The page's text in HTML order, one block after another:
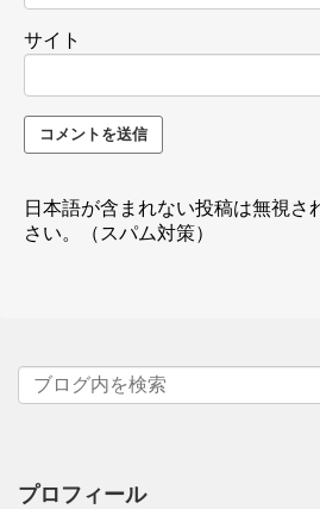
サイト
日本語が含まれない投稿は無視さ
さい。（スパム対策）
プロフィール